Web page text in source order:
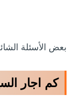
بعض الأسئلة
كم اجار